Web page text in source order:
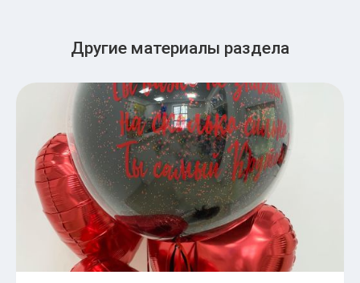
Другие материалы раздела